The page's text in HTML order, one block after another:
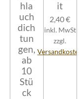
hla
uch
dich
tun
gen,
ab
10
Stü
ck
it
2,40 €
inkl. MwSt
zzgl.
Versandkosten